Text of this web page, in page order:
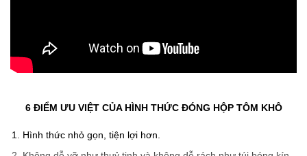
6 ĐIỂM ƯU VIỆT CỦA HÌNH THỨC ĐÓNG HỘP TÔM KHÔ
Hình thức nhỏ gọn, tiện lợi hơn.